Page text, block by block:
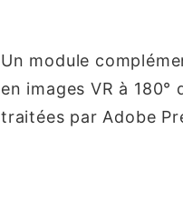
Un module
en images VR à
traitées par Adobe